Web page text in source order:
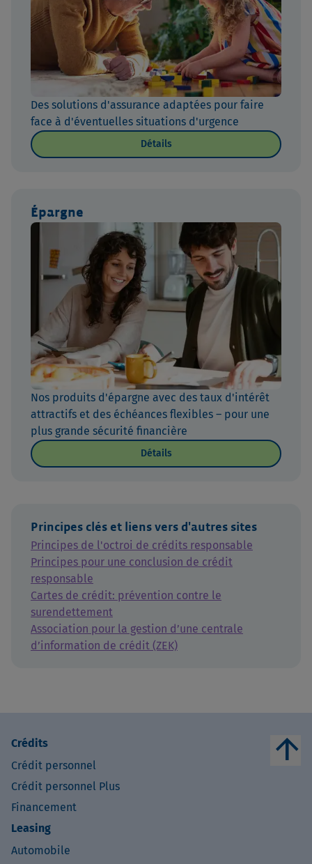
Des solutions d'assurance adaptées pour faire
face à d'éventuelles situations d'urgence
Détails
Épargne
Nos produits d'épargne avec des taux d'intérêt
attractifs et des échéances flexibles – pour une
plus grande sécurité financière
Détails
Principes clés et liens vers d'autres sites
Principes de l'octroi de crédits responsable
Principes pour une conclusion de crédit
responsable
Cartes de crédit: prévention contre le
surendettement
Association pour la gestion d’une centrale
d’information de crédit (ZEK)
Crédits
Crédit personnel
Crédit personnel Plus
Financement
Leasing
Automobile
arrow_upward